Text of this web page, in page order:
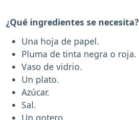
¿Qué ingredientes se necesita?
Una hoja de papel.
Pluma de tinta negra o roja.
Vaso de vidrio.
Un plato.
Azúcar.
Sal.
Un gotero.